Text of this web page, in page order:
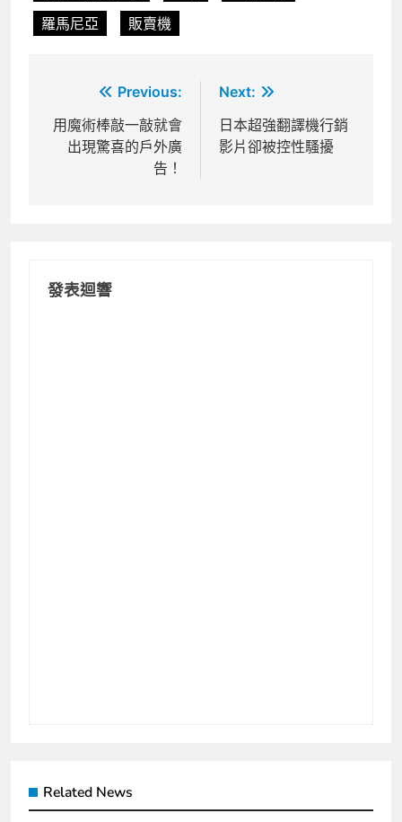
羅馬尼亞
販賣機
章
Previous:
用魔術棒敲一敲就會
出現驚喜的戶外廣
告！
Next:
日本超強翻譯機行銷
影片卻被控性騷擾
發表迴響
Related News